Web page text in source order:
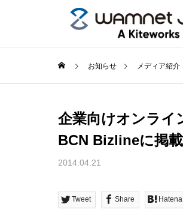
お知らせ メディア紹介
企業向けオンライ
BCN Bizlineに掲
2014.04.21
Tweet Share Hatena